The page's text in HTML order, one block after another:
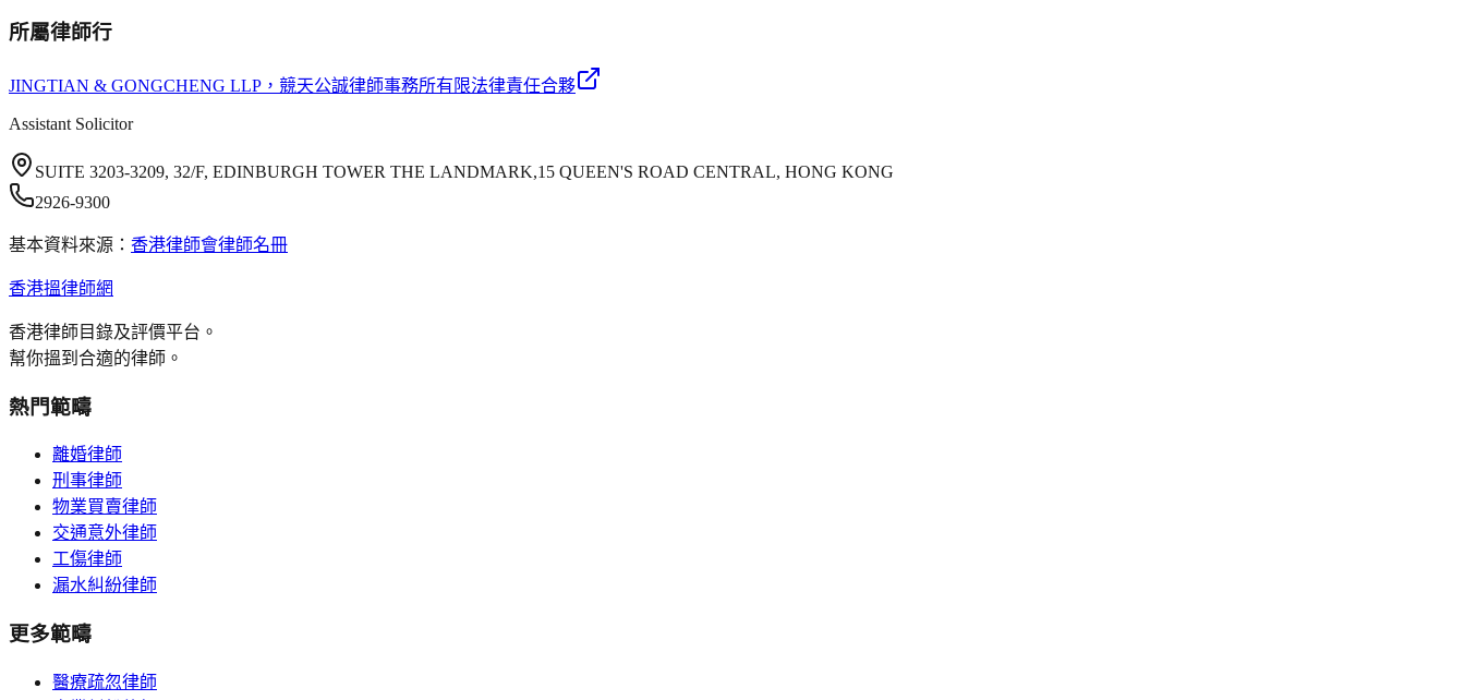
所屬律師行
JINGTIAN & GONGCHENG LLP ，競天公誠律師事務所有限法律責任合夥
Assistant Solicitor
SUITE 3203-3209, 32/F, EDINBURGH TOWER THE LANDMARK,15 QUEEN'S ROAD CENTRAL, HONG KONG
2926-9300
基本資料來源： 香港律師會律師名冊
香港搵律師網
香港律師目錄及評價平台。
幫你搵到合適的律師。
熱門範疇
離婚律師
刑事律師
物業買賣律師
交通意外律師
工傷律師
漏水糾紛律師
更多範疇
醫療疏忽律師